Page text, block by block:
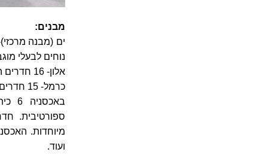
מבנים:
נוחים לבעלי
אלון- 16 חדרים המשקיפים אל הים.
כרמל- 15 חדרים עם נוף להר הכרמל.
מיוחדות.
ועוד.